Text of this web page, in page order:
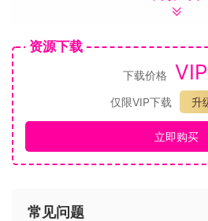
塔防这种策略游戏，总觉的缺少代入
所以我们的塔防游戏，你不仅可以操
去，还能跳来跳去，建造搬运战斗单
放技能，完成各种任务。
风格独特的美术风格
在一次美术风格的探索中，我们发现
3D”的风格非常有趣，在给游戏加入
的同时，保留住2D小人的可爱萌萌
钱！）
资源下载
下载价格 VIP
仅限VIP下载
升
立即购买
常见问题